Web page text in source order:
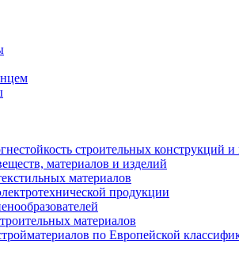
строительных конструкций
материалов и изделий
материалов
продукции
материалов
по Европейской